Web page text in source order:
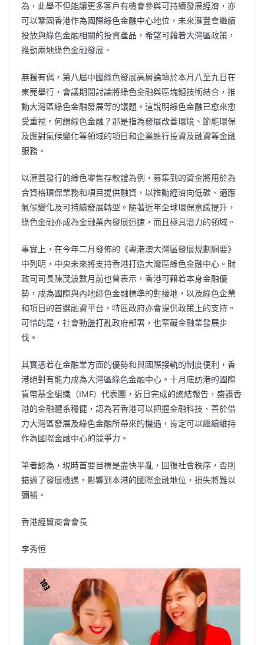
為，此舉不但能讓更多客戶有機會參與可持續發展經濟，亦
可以鞏固香港作為國際綠色金融中心地位，未來滙豐會繼續
投放與綠色金融相關的投資產品，希望可藉着大灣區政策，
推動兩地綠色金融發展。
無獨有偶，第八屆中國綠色發展高層論壇於本月八至九日在
東莞舉行，會議期間討論將綠色金融與區塊鏈技術結合，推
動大灣區綠色金融發展等的議題。這說明綠色金融已愈來愈
受重視。何謂綠色金融？那是指為發展改善環境、節能環保
及應對氣候變化等領域的項目和企業進行投資及融資等金融
服務。
以滙豐發行的綠色零售存款證為例，募集到的資金將用於為
合資格環保業務和項目提供融資，以推動經濟向低碳、適應
氣候變化及可持續發展轉型。隨著近年全球環保意識提升，
綠色金融亦成為金融業內發展迅速，而且極具潛力的領域。
事實上，在今年二月發佈的《粵港澳大灣區發展規劃綱要》
中列明，中央未來將支持香港打造大灣區綠色金融中心。財
政司司長陳茂波數月前也曾表示，香港可藉着本身金融優
勢，成為國際與內地綠色金融標準的對接地，以及綠色企業
和項目的首選融資平台，特區政府亦會提供政策上的支持。
可惜的是，社會動盪打亂政府部署，也窒礙金融業發展步
伐。
其實憑着在金融業方面的優勢和與國際接軌的制度便利，香
港絕對有能力成為大灣區綠色金融中心。十月底訪港的國際
貨幣基金組織（IMF）代表團，近日完成的總結報告，盛讚香
港的金融體系穩健，認為若香港可以把握金融科技、善於借
力大灣區發展及綠色金融所帶來的機遇，肯定可以繼續維持
作為國際金融中心的競爭力。
筆者認為，現時首要目標是盡快平亂，回復社會秩序，否則
錯過了發展機遇，影響到本港的國際金融地位，損失將難以
彌補。
香港經貿商會會長
李秀恒